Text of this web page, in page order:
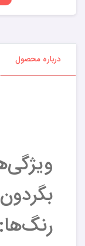
درباره محصول
رنگ‌ها: